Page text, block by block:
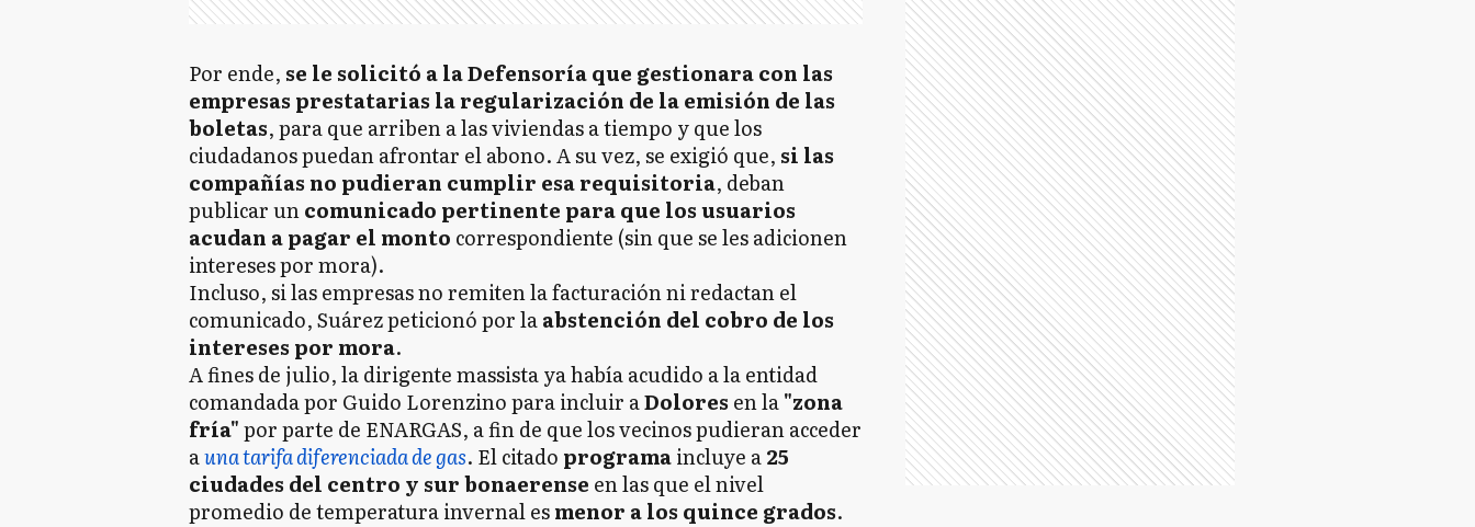
Por ende, se le solicitó a la Defensoría que gestionara con las
empresas prestatarias la regularización de la emisión de las
boletas, para que arriben a las viviendas a tiempo y que los
ciudadanos puedan afrontar el abono. A su vez, se exigió que, si las
compañías no pudieran cumplir esa requisitoria, deban
publicar uncomunicado pertinente para que los usuarios
acudan a pagar el monto correspondiente (sin que se les adicionen
intereses por mora).
Incluso, si las empresas no remiten la facturación ni redactan el
comunicado, Suárez peticionó por laabstención del cobro de los
intereses por mora.
A fines de julio, la dirigente massista ya había acudido a la entidad
comandada por Guido Lorenzino para incluir aDolores en la"zona
fría"por parte de ENARGAS, a fin de que los vecinos pudieran acceder
auna tarifa diferenciadade gas. El citado programaincluye a25
ciudades del centro y sur bonaerense en las que el nivel
promedio de temperatura invernal esmenor a los quince grados.